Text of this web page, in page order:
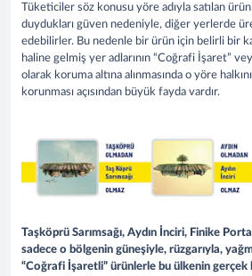
Tüketiciler söz konusu yöre adıyla satılan
duydukları güven nedeniyle, diğer yerlerde
edebilirler. Bu nedenle bir ürün için belirli bir
haline gelmiş yer adlarının “Coğrafi İşaret”
olarak koruma altına alınmasında o yöre
korunması açısından büyük fayda vardır.
Taşköprü Sarımsağı, Aydın İnciri, Finike
sadece o bölgenin güneşiyle, rüzgarıyla,
“Coğrafi İşaretli” ürünlerle bu ülkenin gerçek